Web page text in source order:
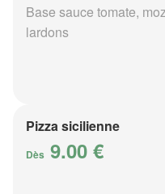
Base sauce tomate,
lardons
Pizza sicilienne
Dès 9.00 €